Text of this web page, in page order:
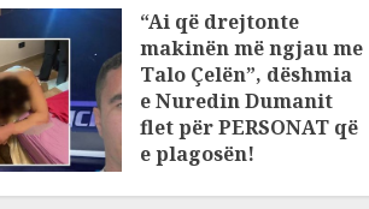
“Ai që drejtonte
makinën më ngjau me
Talo Çelën”, dëshmia
e Nuredin Dumanit
flet për PERSONAT që
e plagosën!